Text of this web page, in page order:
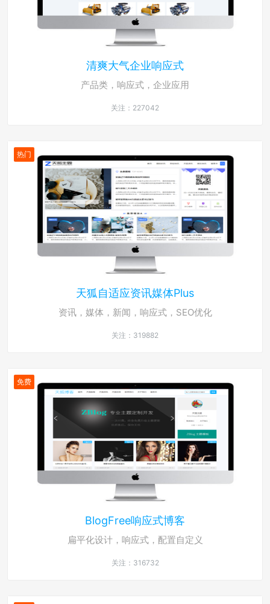
清爽大气企业响应式
产品类，响应式，企业应用
关注：227042
热门
天狐自适应资讯媒体Plus
资讯，媒体，新闻，响应式，SEO优化
关注：319882
免费
BlogFree响应式博客
扁平化设计，响应式，配置自定义
关注：316732